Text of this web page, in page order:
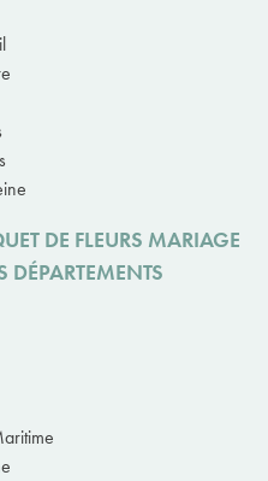
DE FLEURS MARIAGE
DÉPARTEMENTS